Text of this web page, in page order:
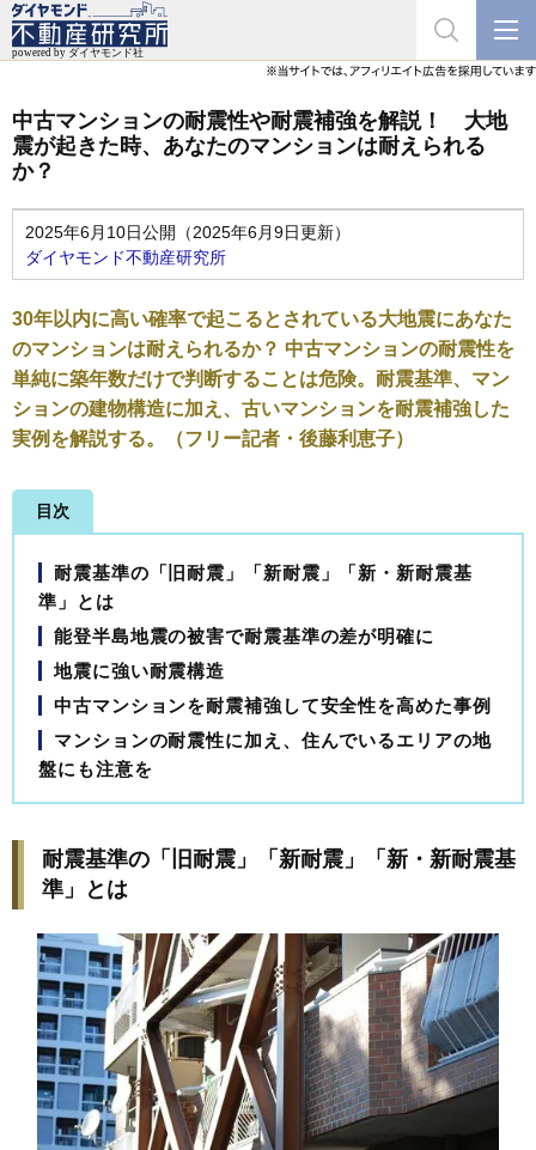
中古マンションの耐震性や耐震補強を解説！ 大地
震が起きた時、あなたのマンションは耐えられる
か？
2025年6月10日公開（2025年6月9日更新）
ダイヤモンド不動産研究所
30年以内に高い確率で起こるとされている大地震にあなた
のマンションは耐えられるか？ 中古マンションの耐震性を
単純に築年数だけで判断することは危険。耐震基準、マン
ションの建物構造に加え、古いマンションを耐震補強した
実例を解説する。（フリー記者・後藤利恵子）
目次
耐震基準の「旧耐震」「新耐震」「新・新耐震基
準」とは
能登半島地震の被害で耐震基準の差が明確に
地震に強い耐震構造
中古マンションを耐震補強して安全性を高めた事例
マンションの耐震性に加え、住んでいるエリアの地
盤にも注意を
耐震基準の「旧耐震」「新耐震」「新・新耐震基
準」とは